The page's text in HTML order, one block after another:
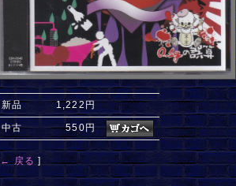
新品 1,222円
中古 550円
← 戻る ]